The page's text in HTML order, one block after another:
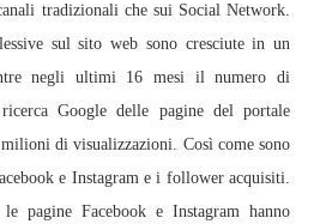
tradizionali che sui Social Network.
sul sito web sono cresciute in un
negli ultimi 16 mesi il numero di
Google delle pagine del portale
di visualizzazioni. Così come sono
e Instagram e i follower acquisiti.
pagine Facebook e Instagram hanno